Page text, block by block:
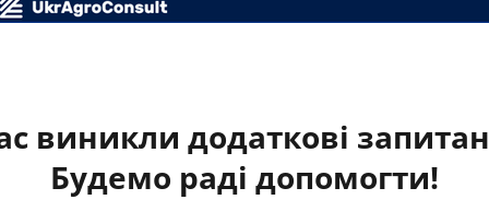
виникли додаткові
Будемо раді допомогти!